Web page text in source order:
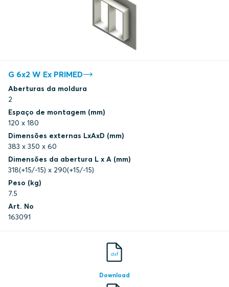
G 6x2 W Ex PRIMED
Aberturas da moldura
2
Espaço de montagem (mm)
120 x 180
Dimensões externas LxAxD (mm)
383 x 350 x 60
Dimensões da abertura L x A (mm)
318(+15/-15) x 290(+15/-15)
Peso (kg)
7.5
Art. No
163091
dxf
Download